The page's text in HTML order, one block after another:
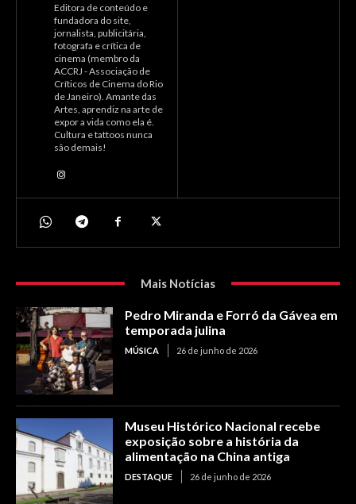
Editora de conteúdo e
fundadora do site,
jornalista, publicitária,
fotografa e crítica de
cinema (membro da
ACCRJ - Associação de
Críticos de Cinema do Rio
de Janeiro). Amante das
Artes, aprendiz na arte de
expor a vida como ela é.
Cultura e tattoos nunca
são demais!
Mais Notícias
Pedro Miranda e Forró da Gávea em
temporada julina
MÚSICA 26 de junho de 2026
Museu Histórico Nacional recebe
exposição sobre a história da
alimentação na China antiga
DESTAQUE 26 de junho de 2026